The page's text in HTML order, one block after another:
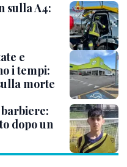
sulla A4:
e
i tempi:
morte
dopo un